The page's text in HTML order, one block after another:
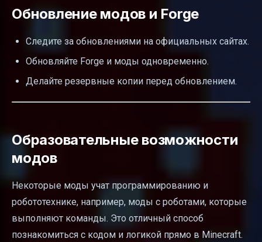
Обновление модов и Forge
Следите за обновлениями на официальных сайтах.
Обновляйте Forge и моды одновременно.
Делайте резервные копии перед обновлением.
Образовательные возможности
модов
Некоторые моды учат программированию и
робототехнике, например, моды с роботами, которые
выполняют команды. Это отличный способ
познакомиться с кодом и логикой прямо в Minecraft.